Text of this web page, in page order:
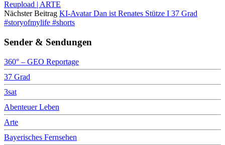
Reupload | ARTE
Nächster Beitrag KI-Avatar Dan ist Renates Stütze I 37 Grad
#storyofmylife #shorts
Sender & Sendungen
360° – GEO Reportage
37 Grad
3sat
Abenteuer Leben
Arte
Bayerisches Fernsehen